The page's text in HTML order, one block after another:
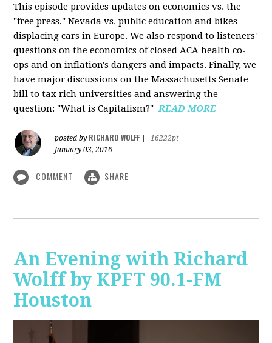
This episode provides updates on economics vs. the
"free press," Nevada vs. public education and bikes
displacing cars in Europe. We also respond to listeners'
questions on the economics of closed ACA health co-
ops and on inflation's dangers and impacts. Finally, we
have major discussions on the Massachusetts Senate
bill to tax rich universities and answering the
question: "What is Capitalism?"READ MORE
posted by RICHARD WOLFF
16222pt
January 03, 2016
COMMENT SHARE
An Evening with Richard
Wolff by KPFT 90.1-FM
Houston